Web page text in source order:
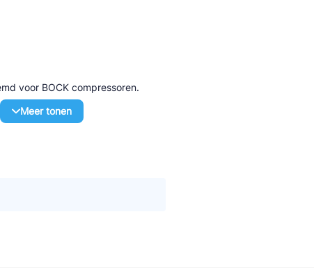
voor BOCK compressoren.
Meer tonen